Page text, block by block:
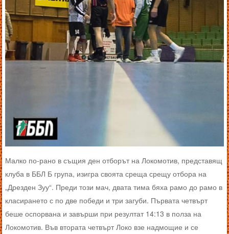
Малко по-рано в същия ден отборът на Локомотив, представящ
клуба в ББЛ Б група, изигра своята среща срещу отбора на
„Дрезден Зуу“. Преди този мач, двата тима бяха рамо до рамо в
класирането с по две победи и три загуби. Първата четвърт
беше оспорвана и завърши при резултат 14:13 в полза на
Локомотив. Във втората четвърт Локо взе надмощие и се